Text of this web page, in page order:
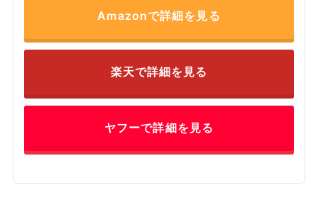
Amazonで詳細を見る
楽天で詳細を見る
ヤフーで詳細を見る